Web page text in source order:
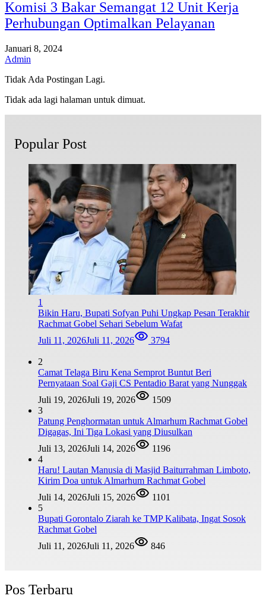
Komisi 3 Bakar Semangat 12 Unit Kerja
Perhubungan Optimalkan Pelayanan
Januari 8, 2024
Admin
Tidak Ada Postingan Lagi.
Tidak ada lagi halaman untuk dimuat.
Popular Post
1
Bikin Haru, Bupati Sofyan Puhi Ungkap Pesan Terakhir
Rachmat Gobel Sehari Sebelum Wafat
Juli 11, 2026Juli 11, 2026 3794
2
Camat Telaga Biru Kena Semprot Buntut Beri
Pernyataan Soal Gaji CS Pentadio Barat yang Nunggak
Juli 19, 2026Juli 19, 2026
1509
3
Patung Penghormatan untuk Almarhum Rachmat Gobel
Digagas, Ini Tiga Lokasi yang Diusulkan
Juli 13, 2026Juli 14, 2026
1196
4
Haru! Lautan Manusia di Masjid Baiturrahman Limboto,
Kirim Doa untuk Almarhum Rachmat Gobel
Juli 14, 2026Juli 15, 2026
1101
5
Bupati Gorontalo Ziarah ke TMP Kalibata, Ingat Sosok
Rachmat Gobel
Juli 11, 2026Juli 11, 2026 846
Pos Terbaru